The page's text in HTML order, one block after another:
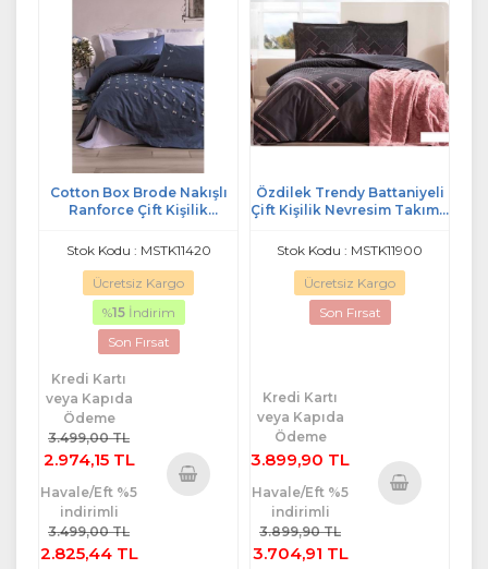
Cotton Box Brode Nakışlı
Ranforce Çift Kişilik
Lacivert
Stok Kodu : MSTK11420
Ücretsiz Kargo
%15İndirim
Son Fırsat
Kredi Kartı
veya Kapıda
Ödeme
3.499,00 TL
2.974,15 TL
Havale/Eft %5
indirimli
3.499,00 TL
2.825,44 TL
Özdilek Trendy Battaniyeli
Çift Kişilik Nevresim Takımı-
Stok Kodu : MSTK11900
Ücretsiz Kargo
Son Fırsat
Kredi Kartı
veya Kapıda
Ödeme
3.899,90 TL
Havale/Eft %5
indirimli
3.899,90 TL
3.704,91 TL